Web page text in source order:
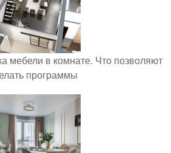
мебели в комнате. Что позволяют
программы